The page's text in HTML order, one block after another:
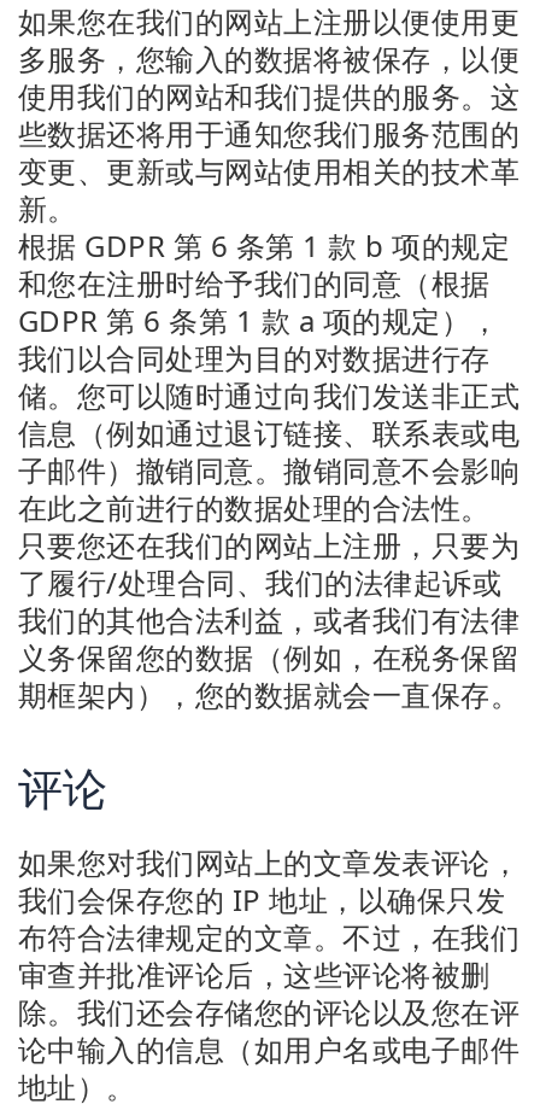
如果您在我们的网站上注册以便使用更
多服务，您输入的数据将被保存，以便
使用我们的网站和我们提供的服务。这
些数据还将用于通知您我们服务范围的
变更、更新或与网站使用相关的技术革
新。
根据 GDPR 第 6 条第 1 款 b 项的规定
和您在注册时给予我们的同意（根据
GDPR 第 6 条第 1 款 a 项的规定），
我们以合同处理为目的对数据进行存
储。您可以随时通过向我们发送非正式
信息（例如通过退订链接、联系表或电
子邮件）撤销同意。撤销同意不会影响
在此之前进行的数据处理的合法性。
只要您还在我们的网站上注册，只要为
了履行/处理合同、我们的法律起诉或
我们的其他合法利益，或者我们有法律
义务保留您的数据（例如，在税务保留
期框架内），您的数据就会一直保存。
评论
如果您对我们网站上的文章发表评论，
我们会保存您的 IP 地址，以确保只发
布符合法律规定的文章。不过，在我们
审查并批准评论后，这些评论将被删
除。我们还会存储您的评论以及您在评
论中输入的信息（如用户名或电子邮件
地址）。